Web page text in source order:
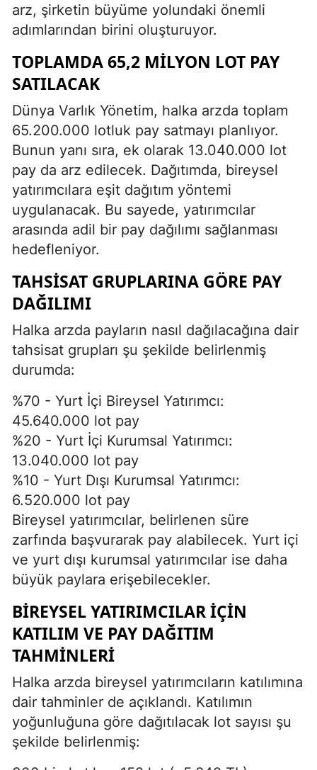
arz, şirketin büyüme yolundaki önemli
adımlarından birini oluşturuyor.
TOPLAMDA 65,2 MILYON LOT PAY
SATILACAK
Dünya Varlık Yönetim, halka arzda toplam
65.200.000 lotluk pay satmayı planlıyor.
Bunun yanı sıra, ek olarak 13.040.000 lot
pay da arz edilecek. Dağıtımda, bireysel
yatırımcılara eşit dağıtım yöntemi
uygulanacak. Bu sayede, yatırımcılar
arasında adil bir pay dağılımı sağlanması
hedefleniyor.
TAHSISAT GRUPLARINA GÖRE PAY
DAĞILIMI
Halka arzda payların nasıl dağılacağına dair
tahsisat grupları şu şekilde belirlenmiş
durumda:
%70 - Yurt İçi Bireysel Yatırımcı:
45.640.000 lot pay
%20 - Yurt İçi Kurumsal Yatırımcı:
13.040.000 lot pay
%10 - Yurt Dışı Kurumsal Yatırımcı:
6.520.000 lot pay
Bireysel yatırımcılar, belirlenen süre
zarfında başvurarak pay alabilecek. Yurt içi
ve yurt dışı kurumsal yatırımcılar ise daha
büyük paylara erişebilecekler.
BIREYSEL YATIRIMCILAR İÇIN
KATILIM VE PAY DAĞITIM
TAHMINLERI
Halka arzda bireysel yatırımcıların katılımına
dair tahminler de açıklandı. Katılımın
yoğunluğuna göre dağıtılacak lot sayısı şu
şekilde belirlenmiş: